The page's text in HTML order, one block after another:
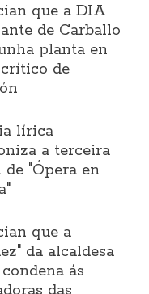
que a DIA
de Carballo
planta en
de
lírica
a terceira
"Ópera en
que a
da alcaldesa
ás